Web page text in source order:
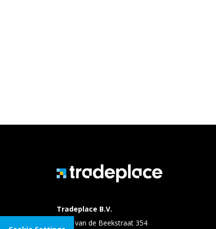
Tradeplace B.V.
Evert van de Beekstraat 354